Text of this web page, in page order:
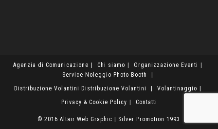
Agenzia di Comunicazione Chi siamo
Organizzazione Eventi
Service Noleggio Photo Booth
Distribuzione Volantini Distribuzione Volantini
Volantinaggio
Privacy & Cookie Policy
Contatti
© 2016 Altair Web Graphic| Silver Promotion 1993